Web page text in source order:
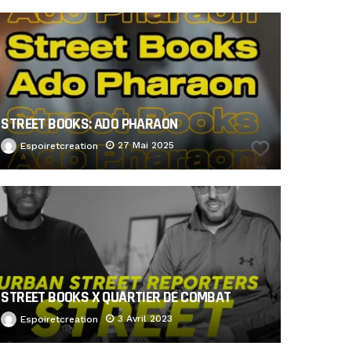
STREET BOOKS: ADO PHARAON
Espoiretcreation 27 Mai 2025
STREET BOOKS X QUARTIER DE COMBAT
Espoiretcreation 3 Avril 2023